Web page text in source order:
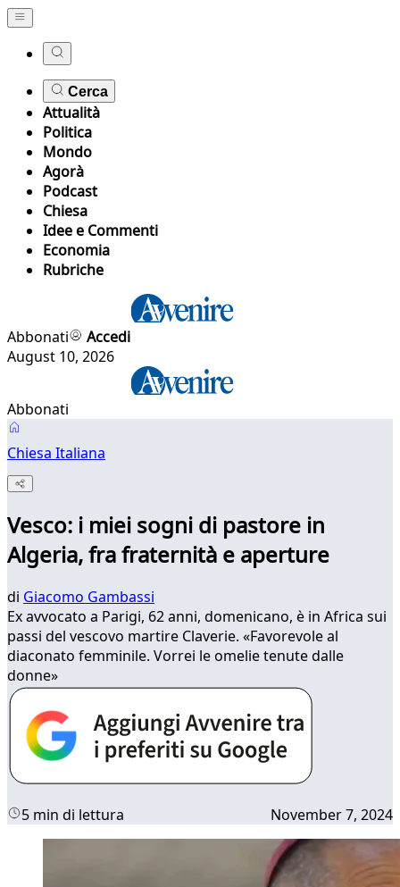
Cerca
Attualità
Politica
Mondo
Agorà
Podcast
Chiesa
Idee e Commenti
Economia
Rubriche
Abbonati
Accedi
August 10, 2026
Abbonati
Chiesa Italiana
Vesco: i miei sogni di pastore in
Algeria, fra fraternità e aperture
di Giacomo Gambassi
Ex avvocato a Parigi, 62 anni, domenicano, è in Africa sui
passi del vescovo martire Claverie. «Favorevole al
diaconato femminile. Vorrei le omelie tenute dalle
donne»
5 min di lettura November 7, 2024